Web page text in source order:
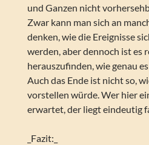
und Ganzen nicht
Zwar kann man sich an
denken, wie die Ereignisse
werden, aber dennoch ist es
herauszufinden, wie genau
Auch das Ende ist nicht so,
vorstellen würde. Wer hier
erwartet, der liegt eindeutig
_Fazit:_